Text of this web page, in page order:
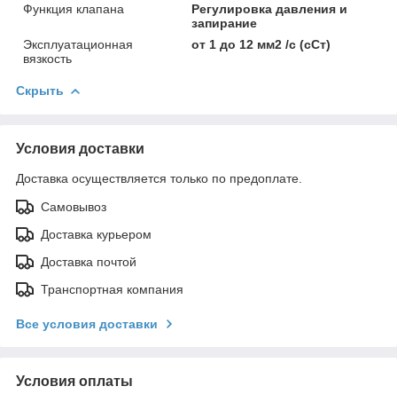
Функция клапана
Регулировка давления и
запирание
Эксплуатационная
вязкость
от 1 до 12 мм2 /с (сСт)
Скрыть
Условия доставки
Доставка осуществляется только по предоплате.
Самовывоз
Доставка курьером
Доставка почтой
Транспортная компания
Все условия доставки
Условия оплаты